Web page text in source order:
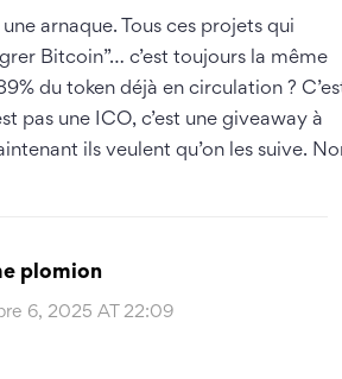
arnaque. Tous ces projets qui
Bitcoin”… c’est toujours la même
du token déjà en circulation ?
pas une ICO, c’est une giveaway à
ils veulent qu’on les suive.
plomion
6, 2025 AT 22:09